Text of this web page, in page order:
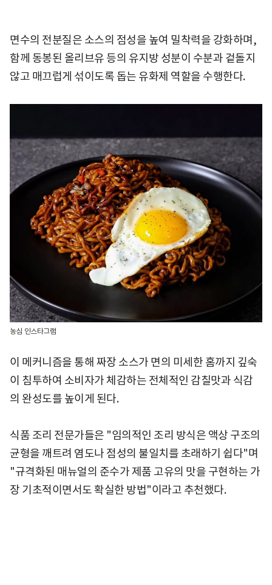
면수의 전분질은 소스의 점성을 높여 밀착력을 강화하며,
함께 동봉된 올리브유 등의 유지방 성분이 수분과 겉돌지
않고 매끄럽게 섞이도록 돕는 유화제 역할을 수행한다.
농심 인스타그램
이 메커니즘을 통해 짜장 소스가 면의 미세한 홈까지 깊숙
이 침투하여 소비자가 체감하는 전체적인 감칠맛과 식감
의 완성도를 높이게 된다.
식품 조리 전문가들은 "임의적인 조리 방식은 액상 구조의
균형을 깨트려 염도나 점성의 불일치를 초래하기 쉽다"며
"규격화된 매뉴얼의 준수가 제품 고유의 맛을 구현하는 가
장 기초적이면서도 확실한 방법"이라고 추천했다.